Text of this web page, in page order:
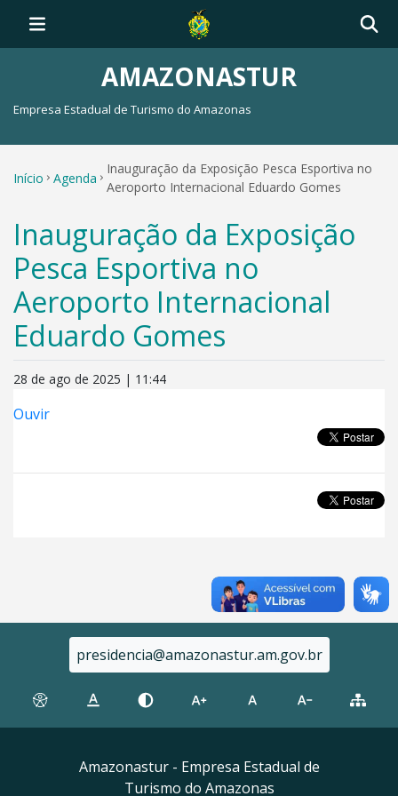
AMAZONASTUR
Empresa Estadual de Turismo do Amazonas
Início Agenda
Inauguração da Exposição Pesca Esportiva no
Aeroporto Internacional Eduardo Gomes
Inauguração da Exposição
Pesca Esportiva no
Aeroporto Internacional
Eduardo Gomes
28 de ago de 2025 | 11:44
Ouvir
presidencia@amazonastur.am.gov.br
Amazonastur - Empresa Estadual de
Turismo do Amazonas